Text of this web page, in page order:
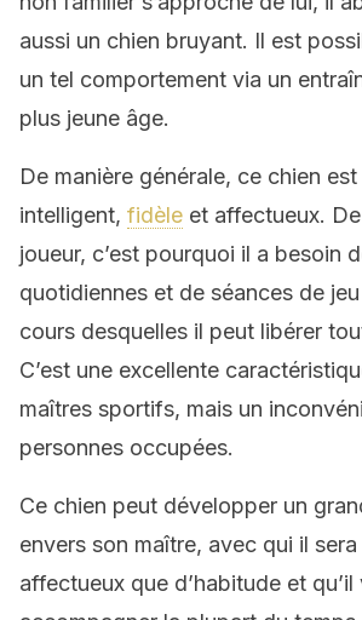
aussi un chien bruyant. Il est
un tel comportement via un
plus jeune âge.
De manière générale, ce chien
intelligent, fidèle et affectueux.
joueur, c’est pourquoi il a besoin
quotidiennes et de séances de
cours desquelles il peut libérer
C’est une excellente
maîtres sportifs, mais un
personnes occupées.
Ce chien peut développer un
envers son maître, avec qui il
affectueux que d’habitude et qu’il